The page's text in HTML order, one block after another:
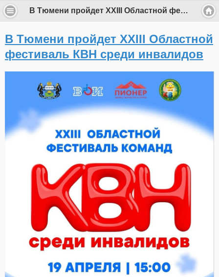
В Тюмени пройдет XXIII Областной фестиваль КВН среди инвалидов
В Тюмени пройдет XXIII Областной
фестиваль КВН среди инвалидов